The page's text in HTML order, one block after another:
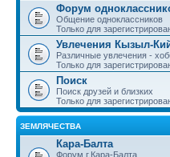
Форум
Общение одноклассников
Только для
Увлечения Кызыл-
Различные увлечения -
Только для
Поиск
Поиск друзей и близких
Только для
ЗЕМЛЯЧЕСТВА
Кара-Балта
Форум г.Кара-Балта